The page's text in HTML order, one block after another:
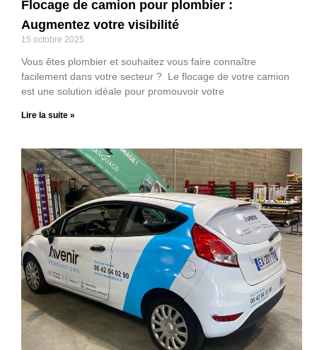
Flocage de camion pour plombier :
Augmentez votre visibilité
15 octobre 2025
Vous êtes plombier et souhaitez vous faire connaître
facilement dans votre secteur ? Le flocage de votre camion
est une solution idéale pour promouvoir votre
Lire la suite »